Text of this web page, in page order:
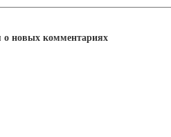
о новых комментариях